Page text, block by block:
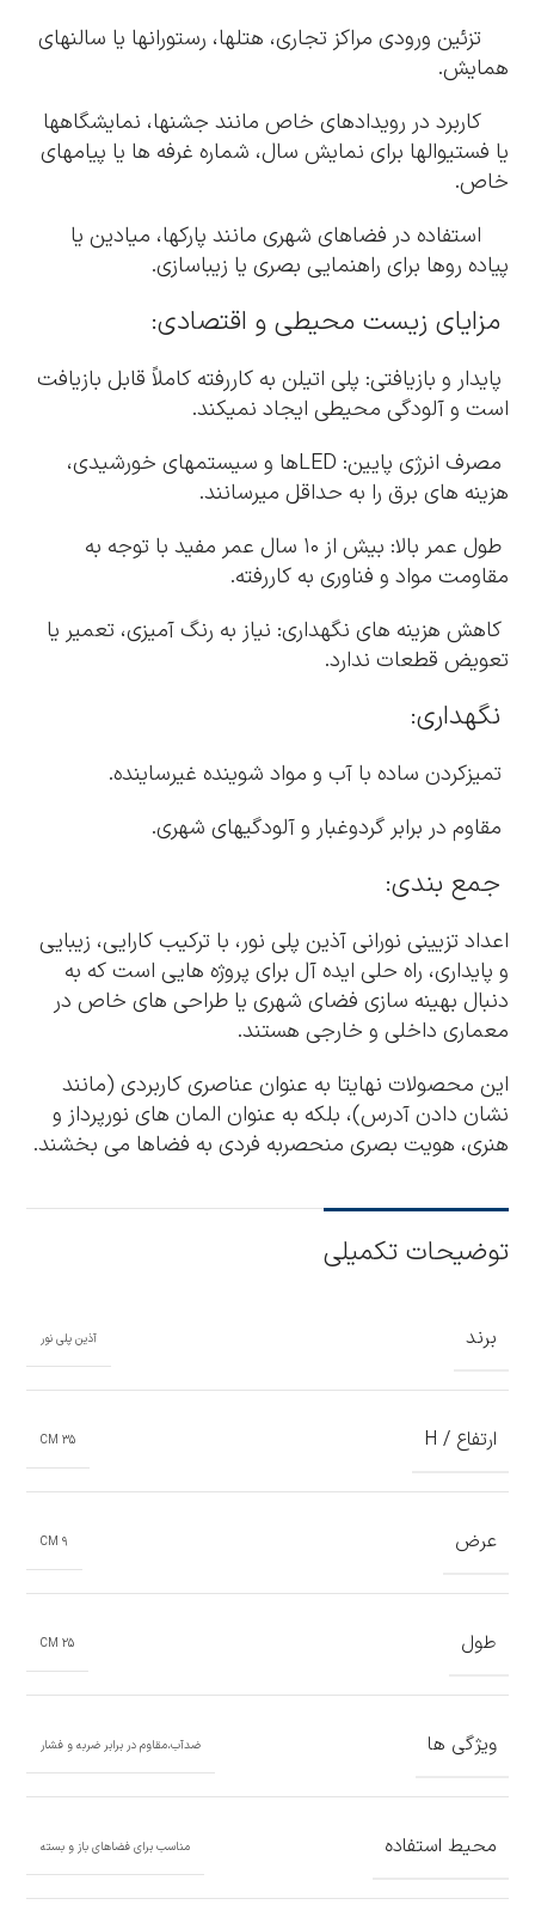
تزئین ورودی مراکز تجاری، هتلها، رستورانها یا سالنهای
همایش.
کاربرد در رویدادهای خاص مانند جشنها، نمایشگاهها
یا فستیوالها برای نمایش سال، شماره غرفه ها یا پیامهای
خاص.
استفاده در فضاهای شهری مانند پارکها، میادین یا
پیاده روها برای راهنمایی بصری یا زیباسازی.
مزایای زیست محیطی و اقتصادی:
پایدار و بازیافتی: پلی اتیلن به کاررفته کاملاً قابل بازیافت
است و آلودگی محیطی ایجاد نمیکند.
مصرف انرژی پایین: LEDها و سیستمهای خورشیدی،
هزینه های برق را به حداقل میرسانند.
طول عمر بالا: بیش از ۱۰ سال عمر مفید با توجه به
مقاومت مواد و فناوری به کاررفته.
کاهش هزینه های نگهداری: نیاز به رنگ آمیزی، تعمیر یا
تعویض قطعات ندارد.
نگهداری:
تمیزکردن ساده با آب و مواد شوینده غیرساینده.
مقاوم در برابر گردوغبار و آلودگیهای شهری.
جمع بندی:
اعداد تزیینی نورانی آذین پلی نور، با ترکیب کارایی، زیبایی
و پایداری، راه حلی ایده آل برای پروژه هایی است که به
دنبال بهینه سازی فضای شهری یا طراحی های خاص در
معماری داخلی و خارجی هستند.
این محصولات نهایتا به عنوان عناصری کاربردی (مانند
نشان دادن آدرس)، بلکه به عنوان المان های نورپرداز و
هنری، هویت بصری منحصربه فردی به فضاها می بخشند.
توضیحات تکمیلی
برند آذین پلی نور
ارتفاع / H 35 CM
عرض 9 CM
طول 25 CM
ویژگی ها ضدآب،مقاوم در برابر ضربه و فشار
محیط استفاده مناسب برای فضاهای باز و بسته